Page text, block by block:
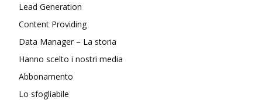
Lead Generation
Content Providing
Data Manager – La storia
Hanno scelto i nostri media
Abbonamento
Lo sfogliabile